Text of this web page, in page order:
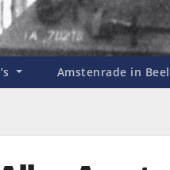
Amstenrade in